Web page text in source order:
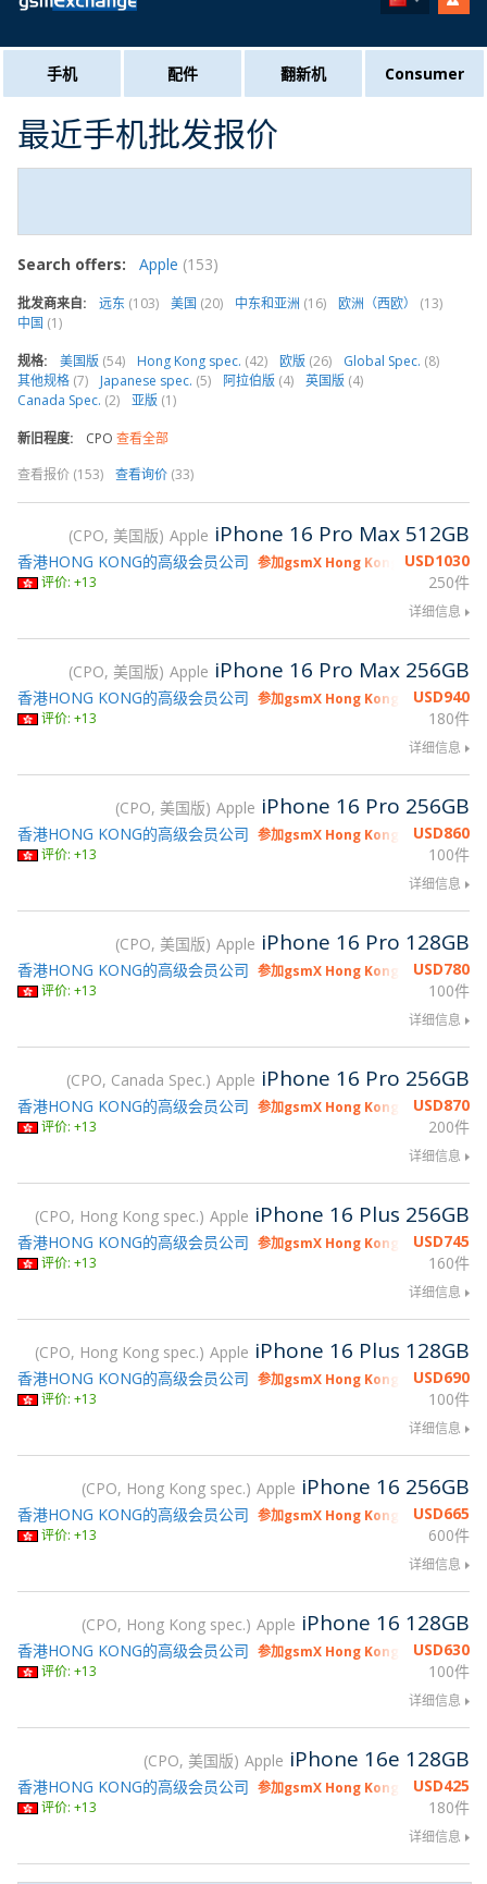
手机 配件 翻新机 Consumer
最近手机批发报价
Search offers: Apple (153)
批发商来自: 远东 (103) 美国 (20) 中东和亚洲 (16) 欧洲（西欧） (13)
中国 (1)
规格: 美国版 (54) Hong Kong spec. (42) 欧版 (26) Global Spec. (8)
其他规格 (7) Japanese spec. (5) 阿拉伯版 (4) 英国版 (4)
Canada Spec. (2) 亚版 (1)
新旧程度: CPO 查看全部
查看报价 (153)
查看询价 (33)
CPO, 美国版 Apple iPhone 16 Pro Max 512GB
USD1030
250件
香港HONG KONG的高级会员公司 参加gsmX Hong Kong 2026
评价: +13
详细信息
CPO, 美国版 Apple iPhone 16 Pro Max 256GB
USD940
180件
香港HONG KONG的高级会员公司 参加gsmX Hong Kong 2026
评价: +13
详细信息
CPO, 美国版 Apple iPhone 16 Pro 256GB
USD860
100件
香港HONG KONG的高级会员公司 参加gsmX Hong Kong 2026
评价: +13
详细信息
CPO, 美国版 Apple iPhone 16 Pro 128GB
USD780
100件
香港HONG KONG的高级会员公司 参加gsmX Hong Kong 2026
评价: +13
详细信息
CPO, Canada Spec. Apple iPhone 16 Pro 256GB
USD870
200件
香港HONG KONG的高级会员公司 参加gsmX Hong Kong 2026
评价: +13
详细信息
CPO, Hong Kong spec. Apple iPhone 16 Plus 256GB
USD745
160件
香港HONG KONG的高级会员公司 参加gsmX Hong Kong 2026
评价: +13
详细信息
CPO, Hong Kong spec. Apple iPhone 16 Plus 128GB
USD690
100件
香港HONG KONG的高级会员公司 参加gsmX Hong Kong 2026
评价: +13
详细信息
CPO, Hong Kong spec. Apple iPhone 16 256GB
USD665
600件
香港HONG KONG的高级会员公司 参加gsmX Hong Kong 2026
评价: +13
详细信息
CPO, Hong Kong spec. Apple iPhone 16 128GB
USD630
100件
香港HONG KONG的高级会员公司 参加gsmX Hong Kong 2026
评价: +13
详细信息
CPO, 美国版 Apple iPhone 16e 128GB
USD425
180件
香港HONG KONG的高级会员公司 参加gsmX Hong Kong 2026
评价: +13
详细信息